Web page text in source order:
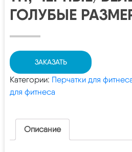
ГОЛУБЫЕ РАЗМЕР
ЗАКАЗАТЬ
Категории: Перчатки для
для фитнеса
Описание